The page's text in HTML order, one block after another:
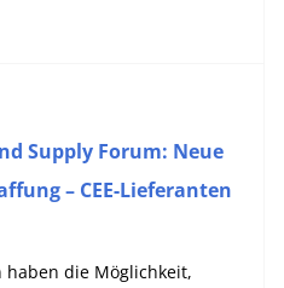
Supply Forum: Neue
– CEE-Lieferanten
die Möglichkeit,